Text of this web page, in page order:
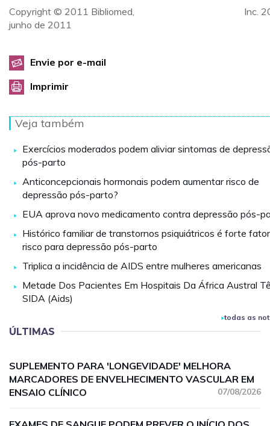
Copyright © 2011 Bibliomed, Inc. 20
junho de 2011
Envie por e-mail
Imprimir
Veja também
Exercícios moderados podem aliviar sintomas de
pós-parto
Anticoncepcionais hormonais podem aumentar risco de
depressão pós-parto?
EUA aprova novo medicamento contra depressão pós-
Histórico familiar de transtornos psiquiátricos é forte
risco para depressão pós-parto
Triplica a incidência de AIDS entre mulheres americanas
Metade Dos Pacientes Em Hospitais Da África Austral
SIDA (Aids)
todas as
ÚLTIMAS
SUPLEMENTO PARA 'LONGEVIDADE' MELHORA
MARCADORES DE ENVELHECIMENTO VASCULAR EM
ENSAIO CLÍNICO
07/08/2026